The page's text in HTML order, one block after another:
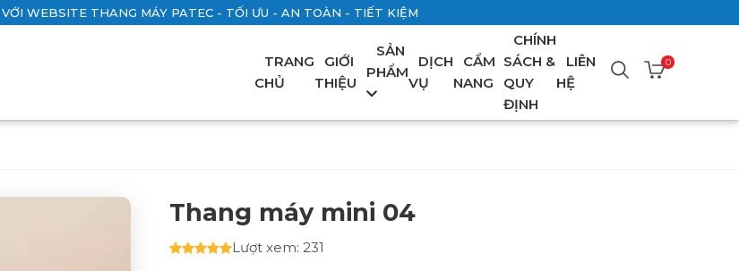
WEBSITE THANG MÁY PATEC - TỐI ƯU - AN TOÀN - TIẾT KIỆM
TRANG
CHỦ
GIỚI
THIỆU
SẢN
PHẨM
DỊCH
VỤ
CẨM
NANG
CHÍNH
SÁCH &
QUY
ĐỊNH
LIÊN
HỆ
0
Thang máy mini 04
Lượt xem: 231